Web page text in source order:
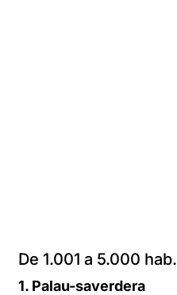
De 1.001 a 5.000 hab.
1. Palau-saverdera